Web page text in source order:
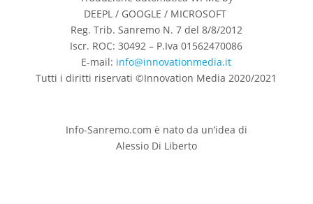
DEEPL / GOOGLE / MICROSOFT
Reg. Trib. Sanremo N. 7 del 8/8/2012
Iscr. ROC: 30492 – P.Iva 01562470086
E-mail: info@innovationmedia.it
Tutti i diritti riservati ©Innovation Media 2020/2021
Info-Sanremo.com è nato da un’idea di
Alessio Di Liberto